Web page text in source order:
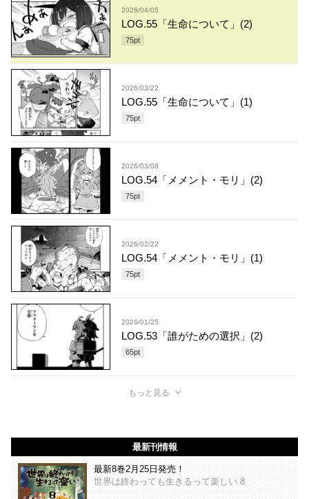
2026/04/05
LOG.55「生命について」(2)
75pt
2026/03/22
LOG.55「生命について」(1)
75pt
2026/03/08
LOG.54「メメント・モリ」(2)
75pt
2026/02/22
LOG.54「メメント・モリ」(1)
75pt
2026/01/25
LOG.53「誰がための選択」(2)
65pt
もっと見る
最新刊情報
最新8巻2月25日発売！
世界は終わっても生きるって楽しい 8